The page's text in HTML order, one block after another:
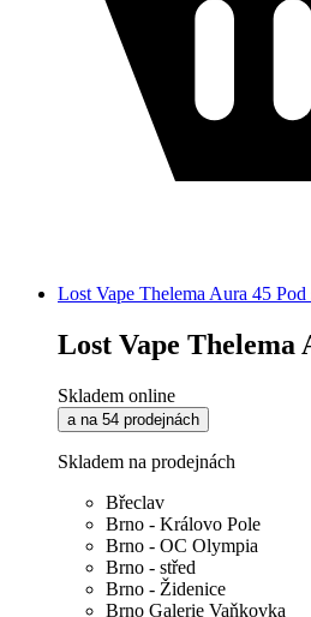
Lost Vape Thelema Aura 45 Pod
Lost Vape Thelema
Skladem online
a na 54 prodejnách
Skladem na prodejnách
Břeclav
Brno - Královo Pole
Brno - OC Olympia
Brno - střed
Brno - Židenice
Brno Galerie Vaňkovka